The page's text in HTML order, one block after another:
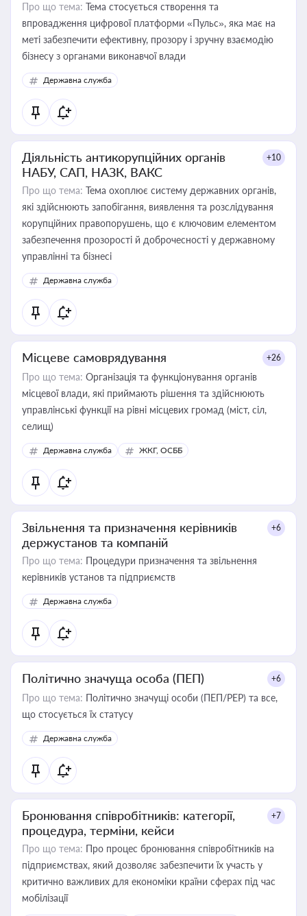
Про що тема: Тема стосується створення та
впровадження цифрової платформи «Пульс», яка має на
меті забезпечити ефективну, прозору і зручну взаємодію
бізнесу з органами виконавчої влади
Державна служба
Діяльність антикорупційних органів
НАБУ, САП, НАЗК, ВАКС
+10
Про що тема: Тема охоплює систему державних органів,
які здійснюють запобігання, виявлення та розслідування
корупційних правопорушень, що є ключовим елементом
забезпечення прозорості й доброчесності у державному
управлінні та бізнесі
Державна служба
Місцеве самоврядування +26
Про що тема: Організація та функціонування органів
місцевої влади, які приймають рішення та здійснюють
управлінські функції на рівні місцевих громад (міст, сіл,
селищ)
Державна служба ЖКГ, ОСББ
Звільнення та призначення керівників
держустанов та компаній
+6
Про що тема: Процедури призначення та звільнення
керівників установ та підприємств
Державна служба
Політично значуща особа (ПЕП) +6
Про що тема: Політично значущі особи (ПЕП/PEP) та все,
що стосується їх статусу
Державна служба
Бронювання співробітників: категорії,
процедура, терміни, кейси
+7
Про що тема: Про процес бронювання співробітників на
підприємствах, який дозволяє забезпечити їх участь у
критично важливих для економіки країни сферах під час
мобілізації